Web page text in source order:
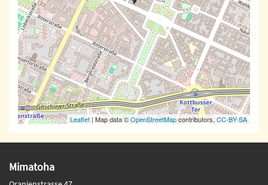
Leaflet | Map data ©OpenStreetMapcontributors,CC-BY-SA
Mimatoha